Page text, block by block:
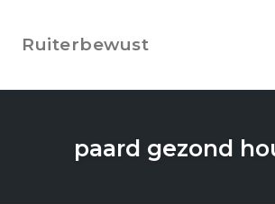
content
Ruiterbewust
paard gezond